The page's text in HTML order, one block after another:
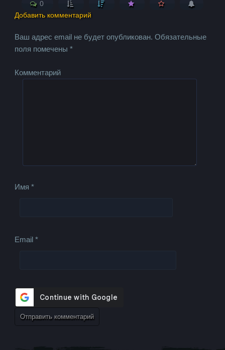
0
Добавить комментарий
Ваш адрес email не будет опубликован. Обязательные
поля помечены*
Комментарий
Имя*
Email*